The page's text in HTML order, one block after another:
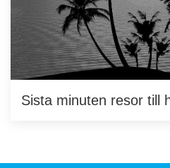
Sista minuten resor till